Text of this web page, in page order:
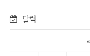
달력
«